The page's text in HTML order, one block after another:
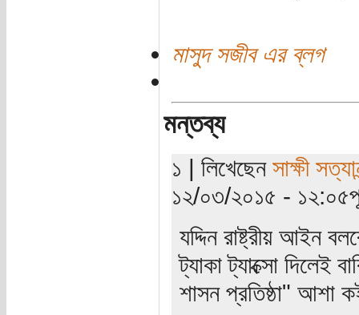
মাসুদ সজীব এর ব্লগ
মন্তব্য
১ | লিখেছেন সাক্ষী
১২/০৩/২০১৫ -
যদ্দিন রাষ্ট্রীয় আইন
ট্যাকা ট্যাক্সো দিলেই
শাসন প্রতিষ্ঠা" আশা